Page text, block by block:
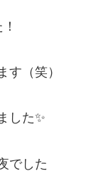
す（笑）
した✨
でした